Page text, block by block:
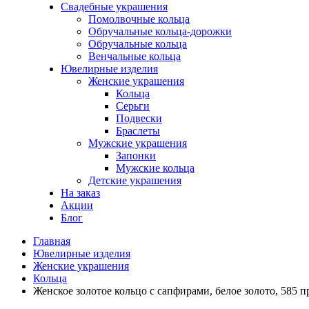
Свадебные украшения
Помолвочные кольца
Обручальные кольца-дорожки
Обручальные кольца
Венчальные кольца
Ювелирные изделия
Женские украшения
Кольца
Серьги
Подвески
Браслеты
Мужские украшения
Запонки
Мужские кольца
Детские украшения
На заказ
Акции
Блог
Главная
Ювелирные изделия
Женские украшения
Кольца
Женское золотое кольцо с сапфирами, белое золото, 585